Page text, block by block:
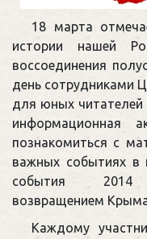
18 марта
истории нашей
воссоединения
день сотрудниками
для юных читателей
информационная
познакомиться с
важных событиях в
события
возвращением
Каждому